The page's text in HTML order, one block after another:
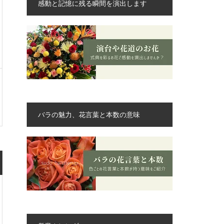
感動と記憶に残る瞬間を演出します
バラの魅力、花言葉と本数の意味